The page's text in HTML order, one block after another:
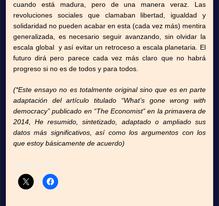
cuando está madura, pero de una manera veraz. Las
revoluciones sociales que clamaban libertad, igualdad y
solidaridad no pueden acabar en esta (cada vez más) mentira
generalizada, es necesario seguir avanzando, sin olvidar la
escala global y así evitar un retroceso a escala planetaria. El
futuro dirá pero parece cada vez más claro que no habrá
progreso si no es de todos y para todos.
(*Este ensayo no es totalmente original sino que es en parte
adaptación del artículo titulado “What’s gone wrong with
democracy” publicado en “The Economist” en la primavera de
2014, He resumido, sintetizado, adaptado o ampliado sus
datos más significativos, así como los argumentos con los
que estoy básicamente de acuerdo)